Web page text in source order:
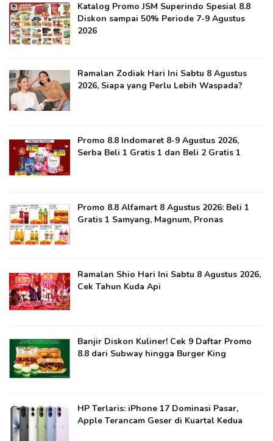
Katalog Promo JSM Superindo Spesial 8.8
Diskon sampai 50% Periode 7-9 Agustus
2026
Ramalan Zodiak Hari Ini Sabtu 8 Agustus
2026, Siapa yang Perlu Lebih Waspada?
Promo 8.8 Indomaret 8-9 Agustus 2026,
Serba Beli 1 Gratis 1 dan Beli 2 Gratis 1
Promo 8.8 Alfamart 8 Agustus 2026: Beli 1
Gratis 1 Samyang, Magnum, Pronas
Ramalan Shio Hari Ini Sabtu 8 Agustus 2026,
Cek Tahun Kuda Api
Banjir Diskon Kuliner! Cek 9 Daftar Promo
8.8 dari Subway hingga Burger King
HP Terlaris: iPhone 17 Dominasi Pasar,
Apple Terancam Geser di Kuartal Kedua